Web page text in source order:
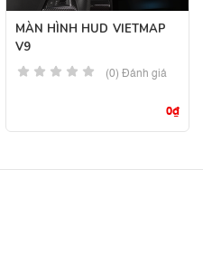
MÀN HÌNH HUD VIETMAP
V9
(0) Đánh giá
0₫